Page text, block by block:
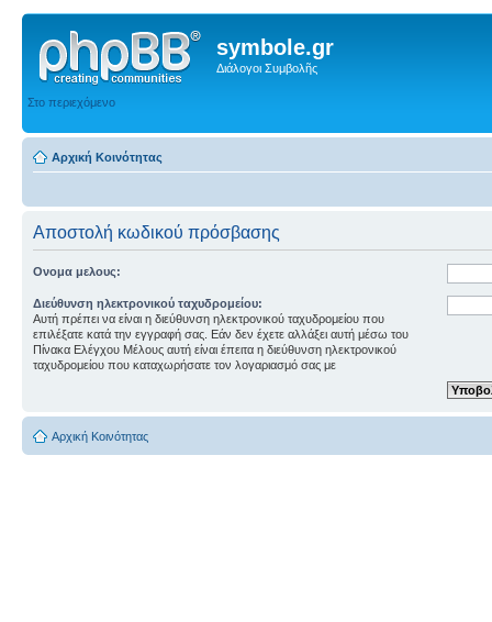
symbole.gr
Διάλογοι Συμβολῆς
Στο περιεχόμενο
Αρχική Κοινότητας
Αποστολή κωδικού πρόσβασης
Ονομα μελους:
Διεύθυνση ηλεκτρονικού ταχυδρομείου:
Αυτή πρέπει να είναι η διεύθυνση ηλεκτρονικού ταχυδρομείου που
επιλέξατε κατά την εγγραφή σας. Εάν δεν έχετε αλλάξει αυτή μέσω του
Πίνακα Ελέγχου Μέλους αυτή είναι έπειτα η διεύθυνση ηλεκτρονικού
ταχυδρομείου που καταχωρήσατε τον λογαριασμό σας με
Αρχική Κοινότητας